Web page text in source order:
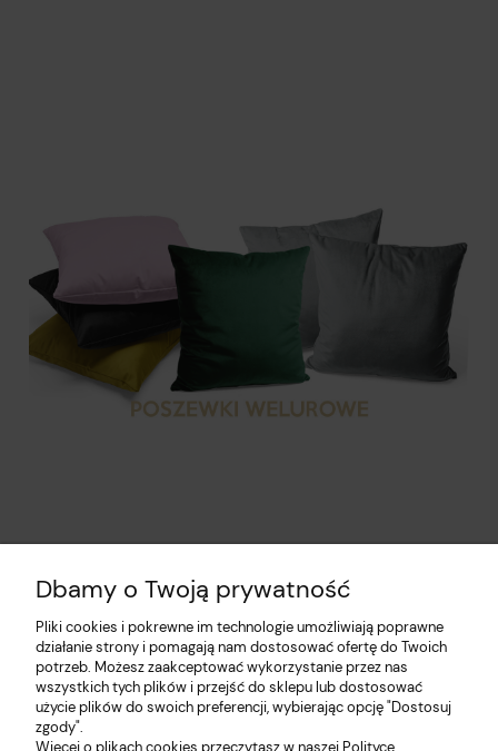
Pomoc
Dbamy o Twoją prywatność
Pliki cookies i pokrewne im technologie umożliwiają poprawne
działanie strony i pomagają nam dostosować ofertę do Twoich
potrzeb. Możesz zaakceptować wykorzystanie przez nas
wszystkich tych plików i przejść do sklepu lub dostosować
użycie plików do swoich preferencji, wybierając opcję "Dostosuj
zgody".
Więcej o plikach cookies przeczytasz w naszej Polityce